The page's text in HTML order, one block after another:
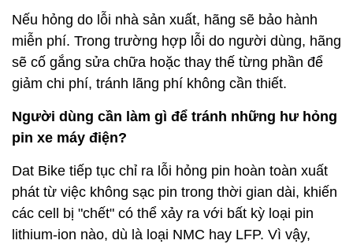
Nếu hỏng do lỗi nhà sản xuất, hãng sẽ bảo hành
miễn phí. Trong trường hợp lỗi do người dùng, hãng
sẽ cố gắng sửa chữa hoặc thay thế từng phần để
giảm chi phí, tránh lãng phí không cần thiết.
Người dùng cần làm gì để tránh những hư hỏng
pin xe máy điện?
Dat Bike tiếp tục chỉ ra lỗi hỏng pin hoàn toàn xuất
phát từ việc không sạc pin trong thời gian dài, khiến
các cell bị "chết" có thể xảy ra với bất kỳ loại pin
lithium-ion nào, dù là loại NMC hay LFP. Vì vậy,